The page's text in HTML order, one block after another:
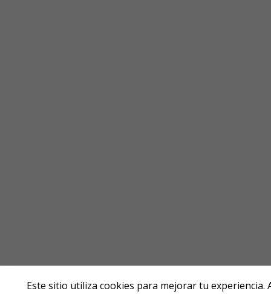
Este sitio utiliza cookies para mejorar tu experiencia.